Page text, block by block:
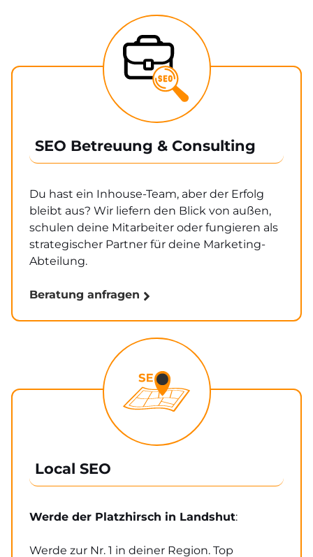
SEO Betreuung & Consulting
Du hast ein Inhouse-Team, aber der Erfolg
bleibt aus? Wir liefern den Blick von außen,
schulen deine Mitarbeiter oder fungieren als
strategischer Partner für deine Marketing-
Abteilung.
Beratung anfragen
Local SEO
Werde der Platzhirsch in Landshut:
Werde zur Nr. 1 in deiner Region. Top